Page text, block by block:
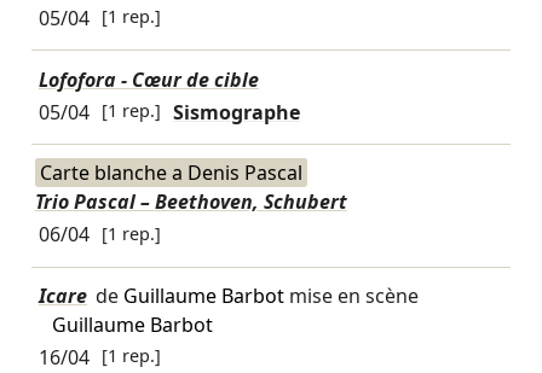
05/04 [1 rep.]
Lofofora - Cœur de cible
05/04 [1 rep.] Sismographe
Carte blanche a Denis Pascal
Trio Pascal – Beethoven, Schubert
06/04 [1 rep.]
Icare de Guillaume Barbotmise en scène
Guillaume Barbot
16/04 [1 rep.]